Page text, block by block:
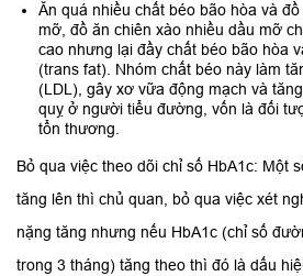
Ăn quá nhiều chất béo bão hòa và
mỡ, đồ ăn chiên xào nhiều dầu mỡ
cao nhưng lại đầy chất béo bão hòa
(trans fat). Nhóm chất béo này làm
(LDL), gây xơ vữa động mạch và
quỵ ở người tiểu đường, vốn là đối
tổn thương.
Bỏ qua việc theo dõi chỉ số HbA1c: Một
tăng lên thì chủ quan, bỏ qua việc xét
nặng tăng nhưng nếu HbA1c (chỉ số
trong 3 tháng) tăng theo thì đó là dấu